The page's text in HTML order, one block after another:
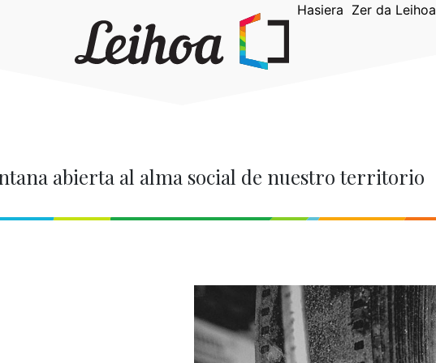
Hasiera Zer da Leihoa
abierta al alma social de nuestro territorio